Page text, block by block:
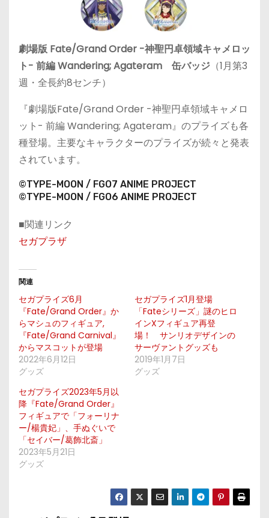
劇場版 Fate/Grand Order -神聖円卓領域キャメロッ
ト- 前編 Wandering; Agateram 缶バッジ （1月第3
週・全長約8センチ）
『劇場版Fate/Grand Order -神聖円卓領域キャメロ
ット- 前編 Wandering; Agateram』のプライズも各
種登場。主要なキャラクターのプライズが続々と発表
されています。
©TYPE-MOON / FGO7 ANIME PROJECT
©TYPE-MOON / FGO6 ANIME PROJECT
■関連リンク
セガプラザ
関連
セガプライズ6月
『Fate/Grand Order』か
らマシュのフィギュア,
『Fate/Grand Carnival』
からマスコットが登場
2022年6月12日
グッズ
セガプライズ1月登場
「Fateシリーズ」謎のヒロ
インXフィギュア再登
場！ サンリオデザインの
サーヴァントグッズも
2019年1月7日
グッズ
セガプライズ2023年5月以
降『Fate/Grand Order』
フィギュアで「フォーリナ
ー/楊貴妃」、手ぬぐいで
「セイバー/葛飾北斎」
2023年5月21日
グッズ